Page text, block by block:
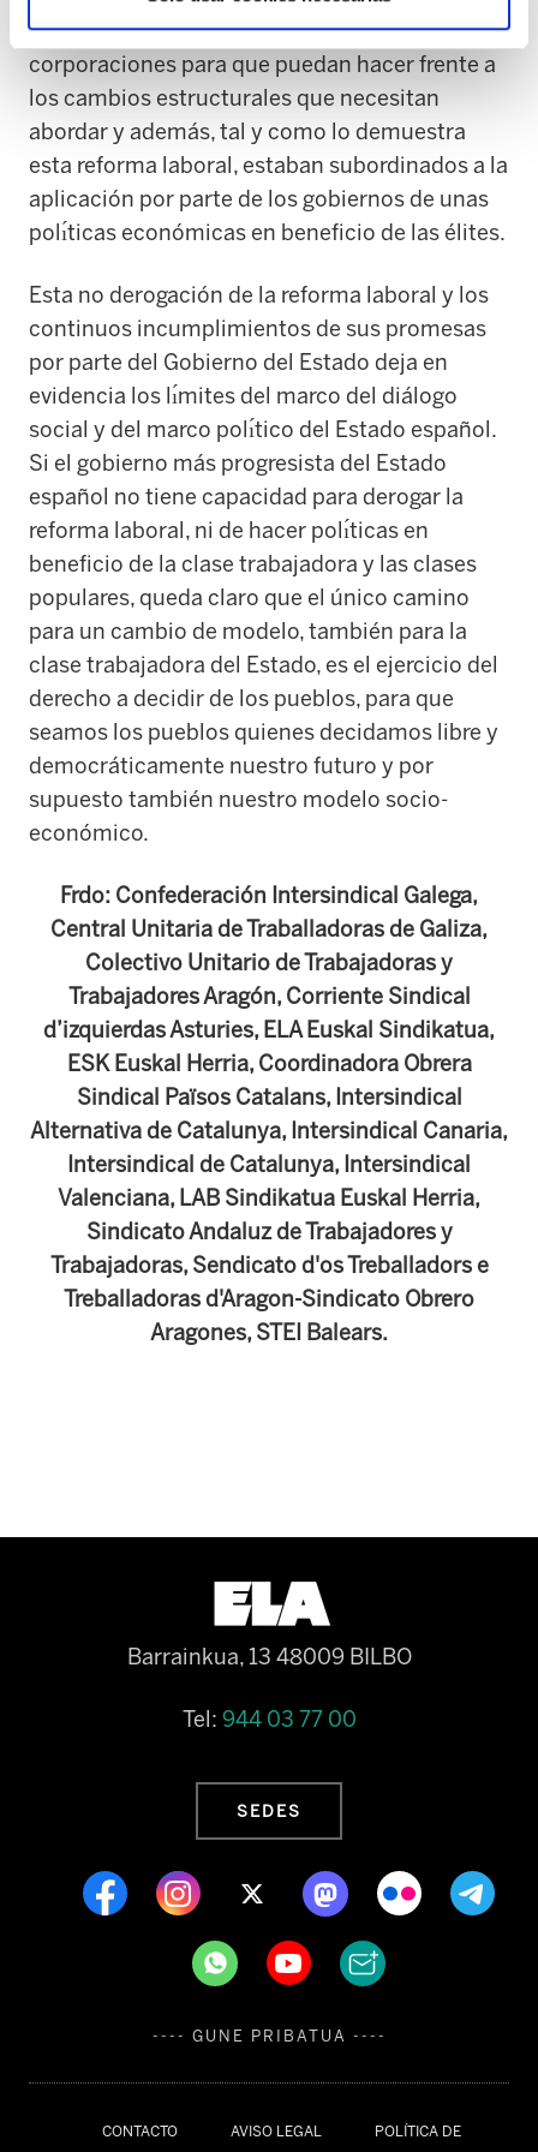
ayudas económicas a las grandes
corporaciones para que puedan hacer frente a
los cambios estructurales que necesitan
abordar y además, tal y como lo demuestra
esta reforma laboral, estaban subordinados a la
aplicación por parte de los gobiernos de unas
polı́ticas económicas en beneficio de las élites.
Esta no derogación de la reforma laboral y los
continuos incumplimientos de sus promesas
por parte del Gobierno del Estado deja en
evidencia los lı́mites del marco del diálogo
social y del marco polı́tico del Estado español.
Si el gobierno más progresista del Estado
español no tiene capacidad para derogar la
reforma laboral, ni de hacer polı́ticas en
beneficio de la clase trabajadora y las clases
populares, queda claro que el único camino
para un cambio de modelo, también para la
clase trabajadora del Estado, es el ejercicio del
derecho a decidir de los pueblos, para que
seamos los pueblos quienes decidamos libre y
democráticamente nuestro futuro y por
supuesto también nuestro modelo socio-
económico.
Frdo: Confederación Intersindical Galega,
Central Unitaria de Traballadoras de Galiza,
Colectivo Unitario de Trabajadoras y
Trabajadores Aragón, Corriente Sindical
d’izquierdas Asturies, ELA Euskal Sindikatua,
ESK Euskal Herria, Coordinadora Obrera
Sindical Països Catalans, Intersindical
Alternativa de Catalunya, Intersindical Canaria,
Intersindical de Catalunya, Intersindical
Valenciana, LAB Sindikatua Euskal Herria,
Sindicato Andaluz de Trabajadores y
Trabajadoras, Sendicato d'os Treballadors e
Treballadoras d'Aragon-Sindicato Obrero
Aragones, STEI Balears.
CONTACTO AVISO LEGAL POLÍTICA DE
Barrainkua, 13 48009 BILBO
Tel: 944 03 77 00
SEDES
---- GUNE PRIBATUA ----